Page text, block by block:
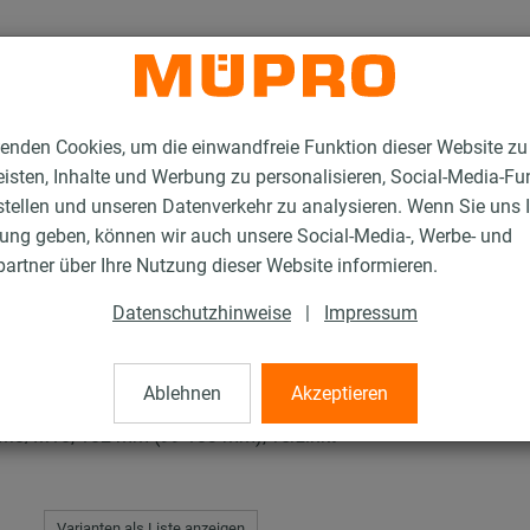
Cookies, um die einwandfreie Funktion dieser Website zu
Inhalte und Werbung zu personalisieren, Social-Media-
und unseren Datenverkehr zu analysieren. Wenn Sie uns
geben, können wir auch unsere Social-Media-, Werbe- und
über Ihre Nutzung dieser Website informieren.
Datenschutzhinweise | Impressum
Ablehnen Akzeptieren
mit Schalldämmung Schraubrohrschellen JUNIOR
JUNIOR
M10, 102 mm (99-103 mm), verzinkt